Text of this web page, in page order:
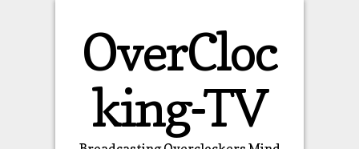
OverCloc
king-TV